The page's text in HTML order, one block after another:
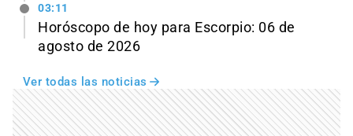
03:11
Horóscopo de hoy para Escorpio: 06 de
agosto de 2026
Ver todas las noticias